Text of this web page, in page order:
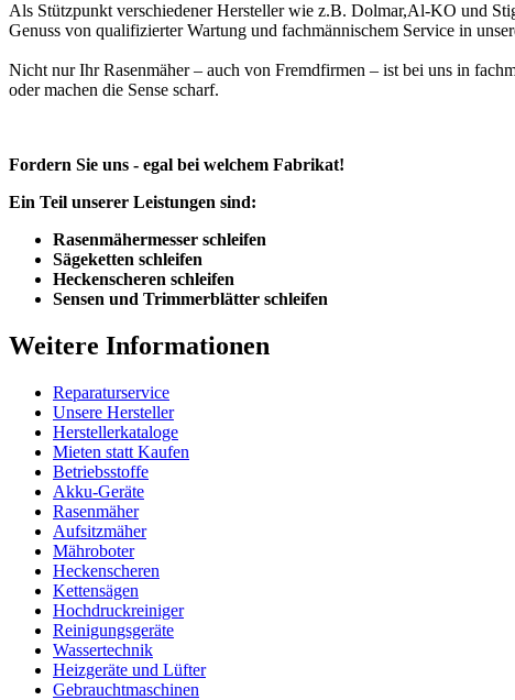
Als Stützpunkt verschiedener Hersteller wie z.B. Dolmar,Al-KO und
Genuss von qualifizierter Wartung und fachmännischem Service in
Nicht nur Ihr Rasenmäher – auch von Fremdfirmen – ist bei uns in
oder machen die Sense scharf.
Fordern Sie uns - egal bei welchem Fabrikat!
Ein Teil unserer Leistungen sind:
Rasenmähermesser schleifen
Sägeketten schleifen
Heckenscheren schleifen
Sensen und Trimmerblätter schleifen
Weitere Informationen
Reparaturservice
Unsere Hersteller
Herstellerkataloge
Mieten statt Kaufen
Betriebsstoffe
Akku-Geräte
Rasenmäher
Aufsitzmäher
Mähroboter
Heckenscheren
Kettensägen
Hochdruckreiniger
Reinigungsgeräte
Wassertechnik
Heizgeräte und Lüfter
Gebrauchtmaschinen